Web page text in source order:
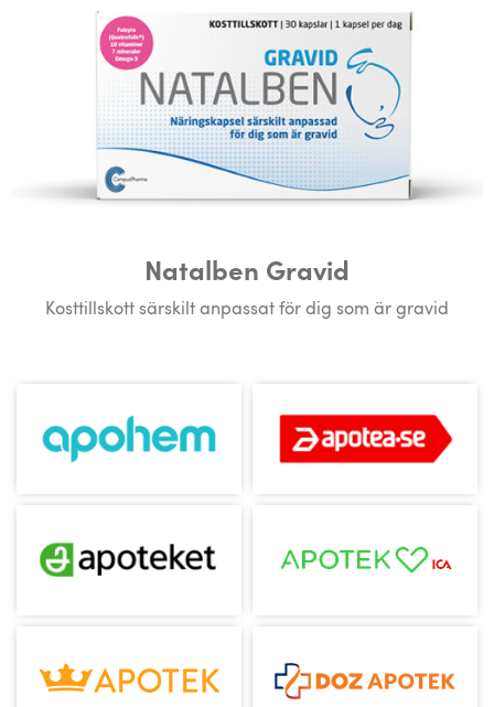
Natalben Gravid
Kosttillskott särskilt anpassat för dig som är gravid